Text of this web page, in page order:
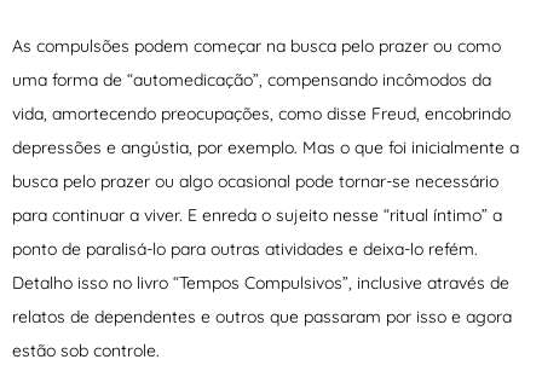
As compulsões podem começar na busca pelo prazer ou como
uma forma de “automedicação”, compensando incômodos da
vida, amortecendo preocupações, como disse Freud, encobrindo
depressões e angústia, por exemplo. Mas o que foi inicialmente a
busca pelo prazer ou algo ocasional pode tornar-se necessário
para continuar a viver. E enreda o sujeito nesse “ritual íntimo” a
ponto de paralisá-lo para outras atividades e deixa-lo refém.
Detalho isso no livro “Tempos Compulsivos”, inclusive através de
relatos de dependentes e outros que passaram por isso e agora
estão sob controle.